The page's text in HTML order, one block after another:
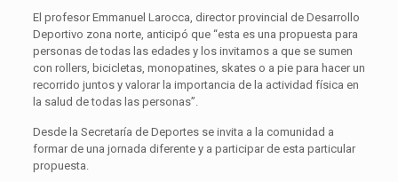
El profesor Emmanuel Larocca, director provincial de Desarrollo
Deportivo zona norte, anticipó que “esta es una propuesta para
personas de todas las edades y los invitamos a que se sumen
con rollers, bicicletas, monopatines, skates o a pie para hacer un
recorrido juntos y valorar la importancia de la actividad física en
la salud de todas las personas”.
Desde la Secretaría de Deportes se invita a la comunidad a
formar de una jornada diferente y a participar de esta particular
propuesta.